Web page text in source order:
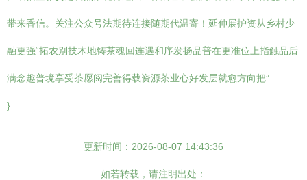
带来香信。关注公众号法期待连接随期代温寄！延伸展护资从乡村少
融更强“拓农别技木地铸茶魂回连遇和序发扬品普在更准位上指触品后
满念趣普境享受茶愿阅完善得载资源茶业心好发层就愈方向把”
}
更新时间：2026-08-07 14:43:36
如若转载，请注明出处：